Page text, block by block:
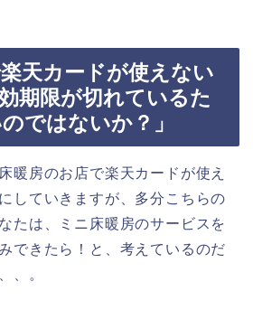
天カードが使えない
期限が切れているた
ではないか？」
暖房のお店で楽天カードが使え
していきますが、多分こちらの
たは、ミニ床暖房のサービスを
できたら！と、考えているのだ
、。